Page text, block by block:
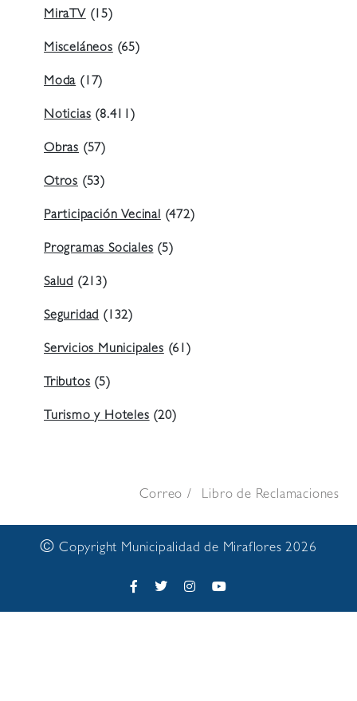
MiraTV(15)
Misceláneos(65)
Moda(17)
Noticias(8.411)
Obras (57)
Otros (53)
Participación Vecinal(472)
Programas Sociales(5)
Salud (213)
Seguridad(132)
Servicios Municipales(61)
Tributos(5)
Turismo y Hoteles(20)
Correo Libro de Reclamaciones
© Copyright Municipalidad de Miraflores 2026